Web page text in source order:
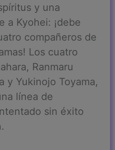
y una
a Kyohei: ¡debe
compañeros de
Los cuatro
Ranmaru
y Yukinojo Toyama,
línea de
sin éxito